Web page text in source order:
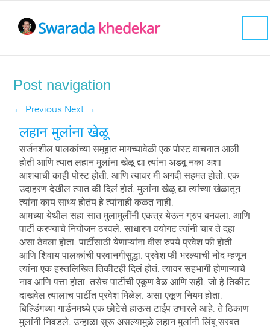
Post navigation
← Previous Next →
लहान मुलांना खेळू
सर्जनशील पालकांच्या समूहात मागच्यावेळी एक पोस्ट वाचनात आली
होती आणि त्यात लहान मुलांना खेळू द्या त्यांना अडवू नका अशा
आशयाची काही पोस्ट होती. आणि त्यावर मी अगदी सहमत होतो. एक
उदाहरण देखील त्यात की दिलं होतं. मुलांना खेळू द्या त्यांच्या खेळातून
त्यांना काय साध्य होतंय हे त्यांनाही कळत नाही.
आमच्या येथील सहा-सात मुलामुलींनी एकत्र येऊन ग्रुप बनवला. आणि
पार्टी करण्याचे नियोजन ठरवले. साधारण वयोगट त्यांनी चार ते दहा
असा ठेवला होता. पार्टीसाठी येणाऱ्यांना वीस रुपये प्रवेश फी होती
आणि शिवाय पालकांची परवानगीसुद्धा. प्रवेश फी भरल्याची नोंद म्हणून
त्यांना एक हस्तलिखित तिकीटही दिलं होतं. त्यावर सहभागी होणाऱ्याचे
नाव आणि पत्ता होता.तसेच पार्टीची एकूण वेळ आणि सही. जो हे तिकीट
दाखवेल त्यालाच पार्टीत प्रवेश मिळेल. असा एकूण नियम होता.
बिल्डिंगच्या गार्डनमध्ये एक छोटेसे हाऊस टाईप उभारले आहे. ते ठिकाण
मुलांनी निवडले. उन्हाळा सुरू असल्यामुळे लहान मुलांनी लिंबू सरबत